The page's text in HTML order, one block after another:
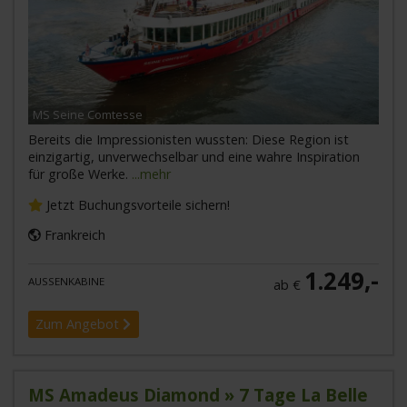
MS Seine Comtesse
Bereits die Impressionisten wussten: Diese Region ist
einzigartig, unverwechselbar und eine wahre Inspiration
für große Werke. ...mehr
Jetzt Buchungsvorteile sichern!
Frankreich
AUSSENKABINE ab € 1.249,-
Zum Angebot
MS Amadeus Diamond » 7 Tage La Belle